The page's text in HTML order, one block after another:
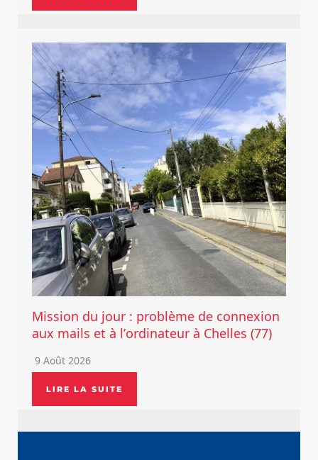
Mission du jour : problème de connexion
aux mails et à l’ordinateur à Chelles (77)
9 Août 2026
LIRE LA SUITE